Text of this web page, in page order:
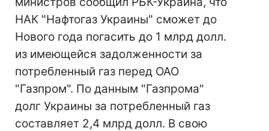
НАК "Нафтогаз Украины" сможет до
Нового года погасить до 1 млрд долл.
из имеющейся задолженности за
потребленный газ перед ОАО
"Газпром". По данным "Газпрома"
долг Украины за потребленный газ
составляет 2,4 млрд долл. В свою